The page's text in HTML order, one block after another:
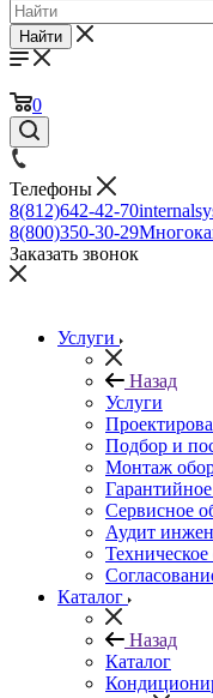
Найти
0
Телефоны
8(812)642-42-70
8(800)350-30-29
Заказать звонок
Услуги
Назад
Услуги
Подбор и
Монтаж
Сервисное
Аудит
Каталог
Назад
Каталог